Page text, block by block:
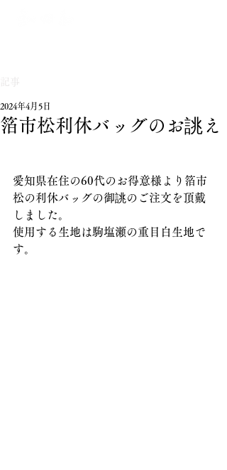
記事
箔市松利休バッグのお誂え
2024年4月5日
愛知県在住の60代のお得意様より箔市
松の利休バッグの御誂のご注文を頂戴
しました。
使用する生地は駒塩瀬の重目白生地で
す。